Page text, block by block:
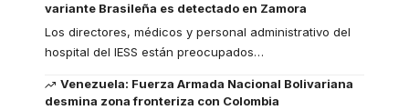
variante Brasileña es detectado en Zamora
Los directores, médicos y personal administrativo del
hospital del IESS están preocupados…
Venezuela: Fuerza Armada Nacional Bolivariana
desmina zona fronteriza con Colombia